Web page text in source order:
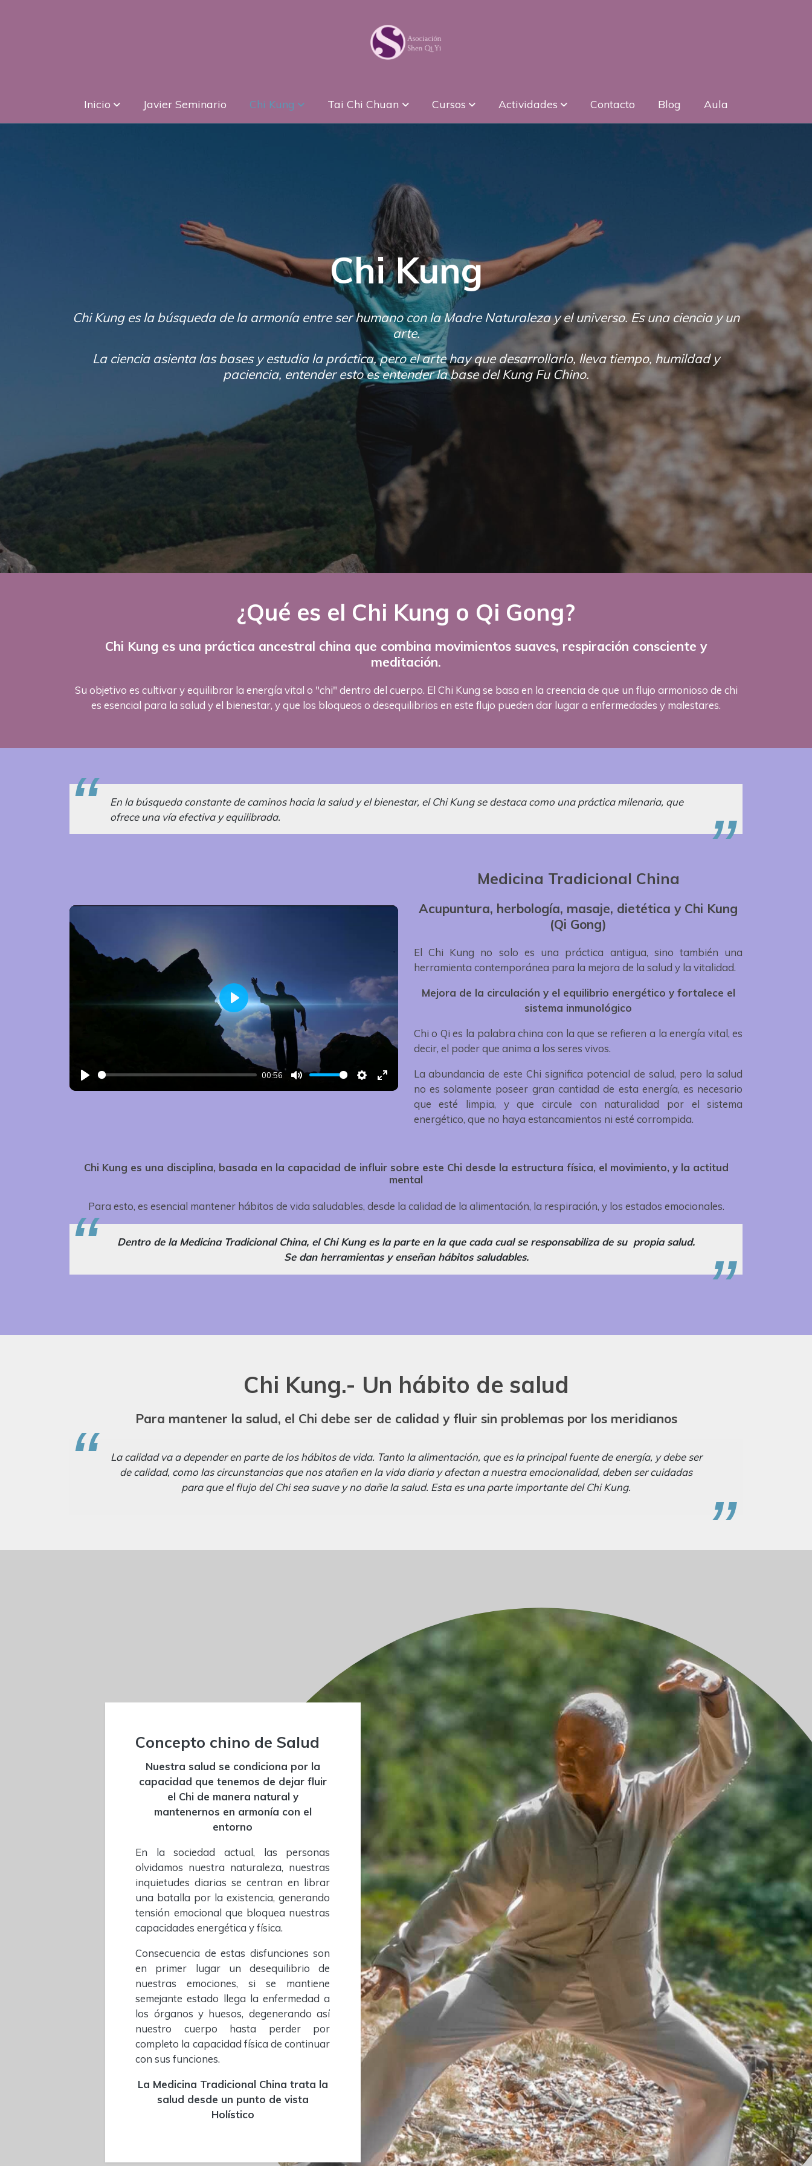
Inicio Javier Seminario Chi Kung Tai Chi Chuan Cursos Actividades Contacto Blog Aula
Chi Kung
Chi Kung es la búsqueda de la armonía entre ser humano con la Madre Naturaleza y el universo. Es una ciencia y un
arte.
La ciencia asienta las bases y estudia la práctica, pero el arte hay que desarrollarlo, lleva tiempo, humildad y
paciencia, entender esto es entender la base del Kung Fu Chino.
¿Qué es el Chi Kung o Qi Gong?
Chi Kung es una práctica ancestral china que combina movimientos suaves, respiración consciente y
meditación.
Su objetivo es cultivar y equilibrar la energía vital o "chi" dentro del cuerpo. El Chi Kung se basa en la creencia de que un flujo armonioso de chi
es esencial para la salud y el bienestar, y que los bloqueos o desequilibrios en este flujo pueden dar lugar a enfermedades y malestares.
En la búsqueda constante de caminos hacia la salud y el bienestar, el Chi Kung se destaca como una práctica milenaria, que
ofrece una vía efectiva y equilibrada.
Play
00:56
Mute Settings
Enter
fullscreen
Play
Medicina Tradicional China
Acupuntura, herbología, masaje, dietética y Chi Kung
(Qi Gong)
El Chi Kung no solo es una práctica antigua, sino también una
herramienta contemporánea para la mejora de la salud y la vitalidad.
Mejora de la circulación y el equilibrio energético y fortalece el
sistema inmunológico
Chi o Qi es la palabra china con la que se refieren a la energía vital, es
decir, el poder que anima a los seres vivos.
La abundancia de este Chi significa potencial de salud, pero la salud
no es solamente poseer gran cantidad de esta energía, es necesario
que esté limpia, y que circule con naturalidad por el sistema
energético, que no haya estancamientos ni esté corrompida.
Chi Kung es una disciplina, basada en la capacidad de influir sobre este Chi desde la estructura física, el movimiento, y la actitud
mental
Para esto, es esencial mantener hábitos de vida saludables, desde la calidad de la alimentación, la respiración, y los estados emocionales.
Dentro de la Medicina Tradicional China, el Chi Kung es la parte en la que cada cual se responsabiliza de su propia salud.
Se dan herramientas y enseñan hábitos saludables.
Chi Kung.- Un hábito de salud
Para mantener la salud, el Chi debe ser de calidad y fluir sin problemas por los meridianos
La calidad va a depender en parte de los hábitos de vida. Tanto la alimentación, que es la principal fuente de energía, y debe ser
de calidad, como las circunstancias que nos atañen en la vida diaria y afectan a nuestra emocionalidad, deben ser cuidadas
para que el flujo del Chi sea suave y no dañe la salud. Esta es una parte importante del Chi Kung.
Concepto chino de Salud
Nuestra salud se condiciona por la
capacidad que tenemos de dejar fluir
el Chi de manera natural y
mantenernos en armonía con el
entorno
En la sociedad actual, las personas
olvidamos nuestra naturaleza, nuestras
inquietudes diarias se centran en librar
una batalla por la existencia, generando
tensión emocional que bloquea nuestras
capacidades energética y física.
Consecuencia de estas disfunciones son
en primer lugar un desequilibrio de
nuestras emociones, si se mantiene
semejante estado llega la enfermedad a
los órganos y huesos, degenerando así
nuestro cuerpo hasta perder por
completo la capacidad física de continuar
con sus funciones.
La Medicina Tradicional China trata la
salud desde un punto de vista
Holístico